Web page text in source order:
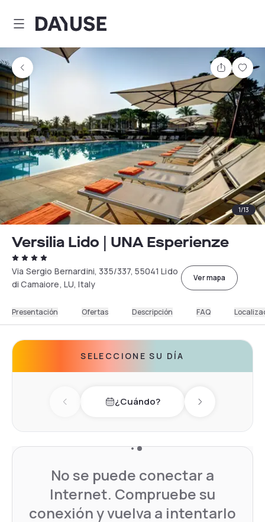
Dayuse
1/13
Versilia Lido | UNA Esperienze
Via Sergio Bernardini, 335/337, 55041 Lido
di Camaiore, LU, Italy
Ver mapa
Presentación Ofertas Descripción FAQ
SELECCIONE SU DÍA
Previous day¿Cuándo? Next day
No se puede conectar a
Internet. Compruebe su
conexión y vuelva a intentarlo